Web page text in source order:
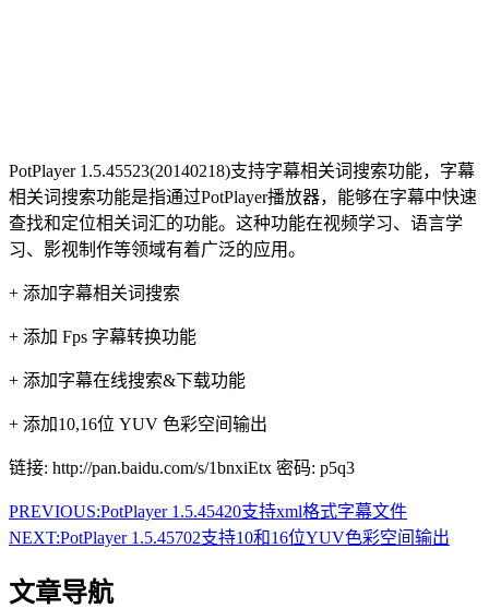
PotPlayer 1.5.45523(20140218)支持字幕相关词搜索功能，‌字幕
相关词搜索功能‌是指通过PotPlayer播放器，能够在字幕中快速
查找和定位相关词汇的功能。这种功能在视频学习、语言学
习、影视制作等领域有着广泛的应用。
+ 添加字幕相关词搜索
+ 添加 Fps 字幕转换功能
+ 添加字幕在线搜索&下载功能
+ 添加10,16位 YUV 色彩空间输出
链接: http://pan.baidu.com/s/1bnxiEtx 密码: p5q3
PREVIOUS:PotPlayer 1.5.45420支持xml格式字幕文件
NEXT:PotPlayer 1.5.45702支持10和16位YUV色彩空间输出
文章导航